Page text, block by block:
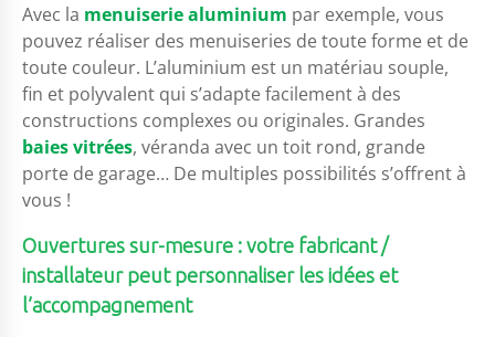
Avec la menuiserie aluminium par exemple, vous
pouvez réaliser des menuiseries de toute forme et de
toute couleur. L’aluminium est un matériau souple,
fin et polyvalent qui s’adapte facilement à des
constructions complexes ou originales. Grandes
baies vitrées, véranda avec un toit rond, grande
porte de garage… De multiples possibilités s’offrent à
vous !
Ouvertures sur-mesure : votre fabricant /
installateur peut personnaliser les idées et
l’accompagnement